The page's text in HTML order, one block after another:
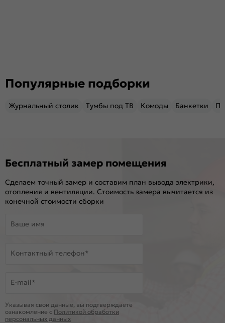
Популярные подборки
Журнальный столик Тумбы под ТВ Комоды Банкетки
Бесплатный замер помещения
Сделаем точный замер и составим план вывода электрики,
отопления и вентиляции. Стоимость замера вычитается из
конечной стоимости сборки
Ваше имя
Контактный телефон*
E-mail*
Указывая свои данные, вы подтверждаете
ознакомление c Политикой обработки
персональных данных